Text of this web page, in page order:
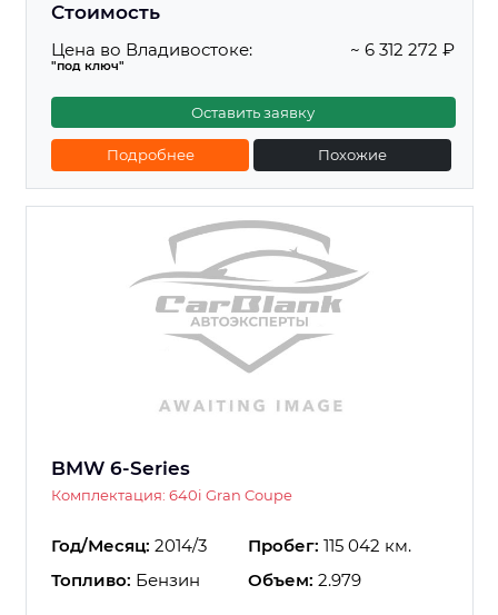
Стоимость
Цена во Владивостоке:
"под ключ"
~ 6 312 272 ₽
Оставить заявку
Подробнее Похожие
BMW 6-Series
Комплектация: 640i Gran Coupe
Год/Месяц: 2014/3 Пробег: 115 042 км.
Топливо: Бензин Объем: 2.979